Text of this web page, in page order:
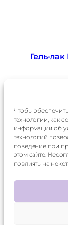
Чтобы
технологии, как
информации об
технологий
поведение при
этом сайте.
повлиять на
Гель-
Главная
Каталог
О
компании
Контакты: